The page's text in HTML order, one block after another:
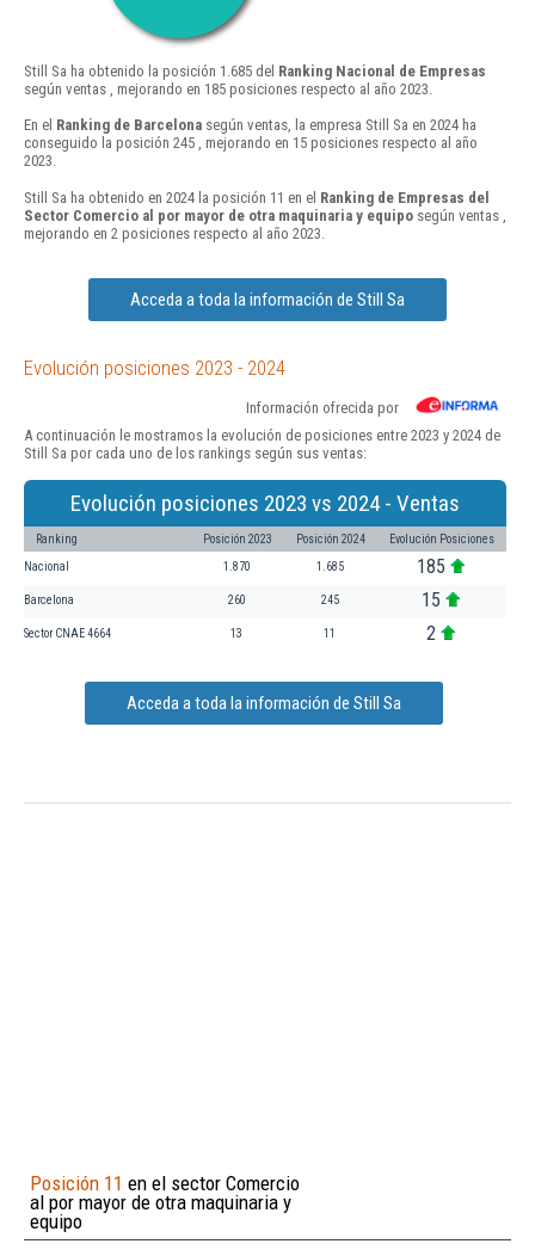
Still Sa ha obtenido la posición 1.685 del Ranking Nacional de Empresas
según ventas , mejorando en 185 posiciones respecto al año 2023.
En el Ranking de Barcelona según ventas, la empresa Still Sa en 2024 ha
conseguido la posición 245 , mejorando en 15 posiciones respecto al año
2023.
Still Sa ha obtenido en 2024 la posición 11 en el Ranking de Empresas del
Sector Comercio al por mayor de otra maquinaria y equipo según ventas ,
mejorando en 2 posiciones respecto al año 2023.
Acceda a toda la información de Still Sa
Evolución posiciones 2023 - 2024
Información ofrecida por
A continuación le mostramos la evolución de posiciones entre 2023 y 2024 de
Still Sa por cada uno de los rankings según sus ventas:
Evolución posiciones 2023 vs 2024 - Ventas
Ranking Posición 2023 Posición 2024 Evolución Posiciones
Nacional 1.870 1.685 185
Barcelona 260 245 15
Sector CNAE 4664 13 11 2
Acceda a toda la información de Still Sa
Posición 11 en el sector Comercio
al por mayor de otra maquinaria y
equipo